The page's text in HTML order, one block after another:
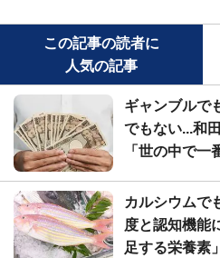
この記事の読者に
人気の記事
ギャンブルで
でもない...和
「世の中で一
カルシウムで
度と認知機能
足する栄養素